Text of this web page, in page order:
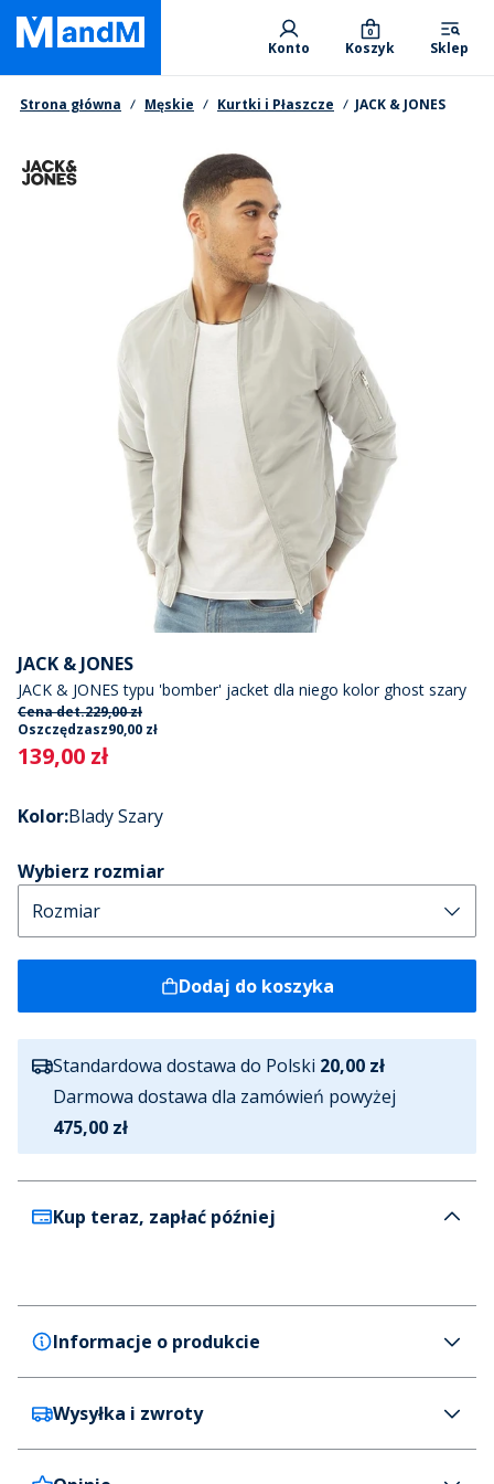
Skip
main
content
Primary departments
Konto Koszyk
0
Sklep
Nawigacja okruszkowa
Strona główna Męskie Kurtki i Płaszcze JACK & JONES
JACK & JONES
JACK & JONES typu 'bomber' jacket dla niego kolor ghost szary
Cena det.229,00 zł
Oszczędzasz90,00 zł
Current
139,00 zł
Kolor:Blady Szary
Wybierz rozmiar
Dodaj do koszyka
Standardowa dostawa do Polski 20,00 zł
Darmowa dostawa dla zamówień powyżej
475,00 zł
Kup teraz, zapłać później
Informacje o produkcie
JACK & JONES
JACK & JONES typu 'bomber' jacket dla niego kolor
ghost szary
Wysyłka i zwroty